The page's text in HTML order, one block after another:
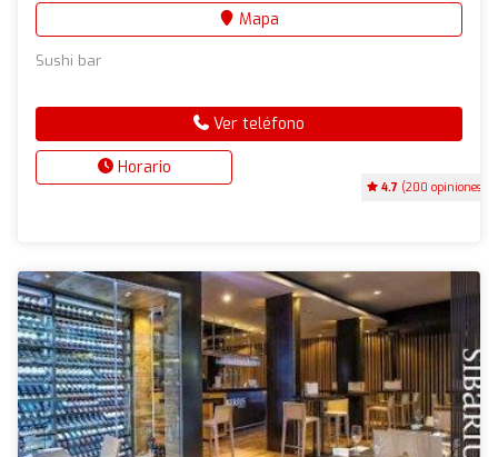
4.7 (200 opiniones)
Mapa
Sushi bar
Ver teléfono
Horario